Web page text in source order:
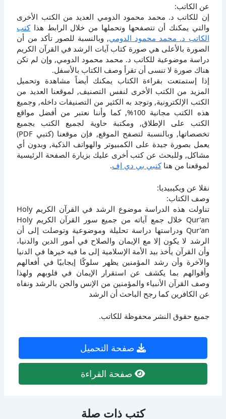
عن الكاتب:
إن للكاتب د. محمد محمود الدومي العديد من الكتب الأخرى
والتي يمكنك أن تتصفحها وتحملها من خلال الرابط هذاكتب
الكاتب د. محمد محمود الدومي, وبالنسبة للصور تأكد من أن
الصورة بالأعلى هي صورة كتاب آيات الرشد في القرآن الكريم
دراسة موضوعية للكاتب د. محمد محمود الدومي, وإن لم تكن
هناك صورة لا تنسى أن تقرأ وصف الكتاب بالأسفل.
إذا إستمتعت بقراءة الكتاب يمكنك أيضاً مشاهدة وتحميل
المزيد من الكتب الأخرى لنفس التصنيف, لموقعنا العديد من
الكتب الإلكترونية, وتوجد به الكثير من التصنيفات داخله, وجميع
هذه الكتب مجانية 100%, كما وأننا نعتبر من أفضل مواقع
الكتب على الإطلاق, ومكتبة حاوية لجميع الكتب بجميع
تخصصاتها, وبالنسبة لتصفح الموقع, فإن موقعنا (كتبي PDF)
يعمل بصورة جيدة على الكمبيوتر والهواتف الذكية, وبدون أي
مشاكل, وللبحث عن كتب أخرى عليك بزيارة الصفحة الرئيسية
لموقعنا من هناكتبي بي دي إف.
نقلا عن ويكيبيديا:
وصف الكتاب:
تناولت هذه الدراسة موضوع الرشد في القرآن الكريم Holy
Qur’an خلال جمع آياته من جميع سور القرآن الكريم Holy
Qur’an ودراستها دراسة تحليلة وموضوعية وتوصلت إلى أن
الرشد لا يكون إلا مع الإيمان والصلاح في أمور الدين والدنيا،
وأن القرآن يأخذ بيد الأمة الإسلامية إلى ما فيه خيرها في الدنيا
والآخرة وأن رشد المؤمنين يظهر سلوكًا إيجابيًا في أفعالهم
وأقوالهم بما يكشف عن استقرار الإيمان في قلوبهم ولهذا
وصف القرآن الأنبياء والمؤمنين من الإنس والجن بالرشد ونفاه
عن الكافرين كما رجح الباحث أن الرشد
جميع حقوق النشر محفوظة للكاتب.
صفحة التحميل
صفحة القراءة
كتب ذات صلة